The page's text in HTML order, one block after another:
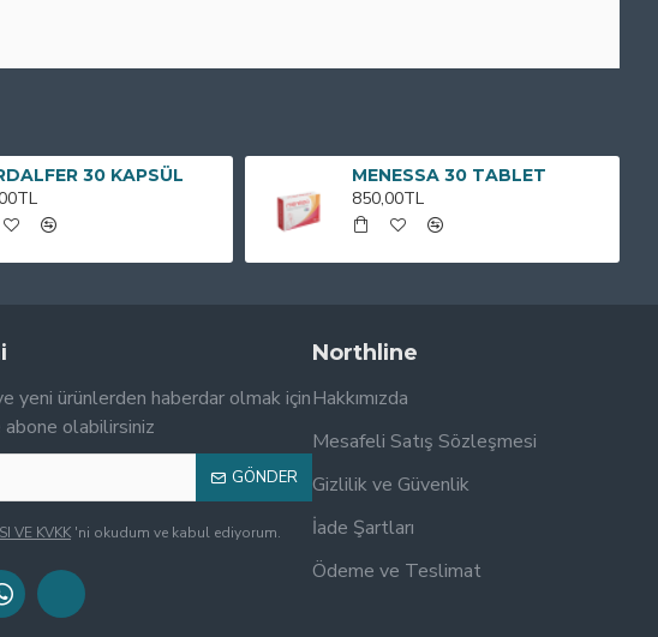
30 KAPSÜL MENESSA 30 TABLET
850,00TL
yeni ürünlerden haberdar olmak için
olabilirsiniz
GÖNDER
VE KVKK 'ni okudum ve kabul ediyorum.
Northline
Hakkımızda
Mesafeli Satış Sözleşmesi
Gizlilik ve Güvenlik
İade Şartları
Ödeme ve Teslimat